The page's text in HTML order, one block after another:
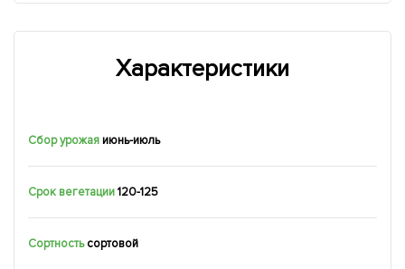
Характеристики
Сбор урожаяиюнь-июль
Срок вегетации 120-125
Сортность сортовой